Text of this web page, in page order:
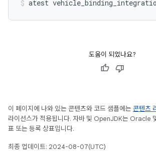
도움이 되었나요?
이 페이지에 나와 있는 콘텐츠와 코드 샘플에는 콘텐츠
라이선스가 적용됩니다. 자바 및 OpenJDK는 Oracle
표 또는 등록 상표입니다.
최종 업데이트: 2024-08-07(UTC)